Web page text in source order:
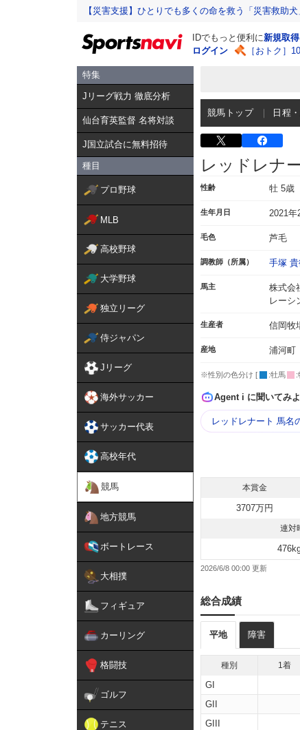
【災害支援】ひとりでも多くの命を救う「災害救助犬
IDでもっと便利に新規取得
ログイン
［おトク］
特集
Jリーグ戦力 徹底分析
仙台育英監督 名将対談
J国立試合に無料招待
種目
プロ野球
MLB
高校野球
大学野球
独立リーグ
侍ジャパン
Jリーグ
海外サッカー
サッカー代表
高校年代
競馬
地方競馬
ボートレース
大相撲
フィギュア
カーリング
格闘技
ゴルフ
テニス
競馬トップ 日程
レッドレナ
性齢 牡 5歳
生年月日 2021年
毛色 芦毛
調教師（所属） 手塚
馬主
株式会
レーシ
生産者 信岡牧
産地 浦河町
※性別の色分け [ :牡馬 :
Agent i に聞いてみ
レッドレナート 馬名
本賞金
3707万円
連対
2026/6/8 00:00
総合成績
平地 障害
種別 1着
GI
GII
GIII